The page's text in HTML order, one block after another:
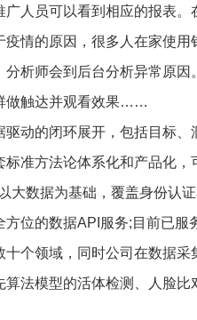
人员可以看到相应的报表
疫情的原因，很多人在家使
析师会到后台分析异常原
做触达并观看效果……
驱动的闭环展开，包括目标
准方法论体系化和产品化，
大数据为基础，覆盖身份认
方位的数据API服务;目前已
个领域，同时公司在数据
法模型的活体检测、人脸比